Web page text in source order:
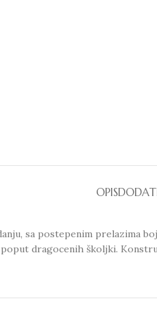
OPIS
sa postepenim prelazima
dragocenih školjki.